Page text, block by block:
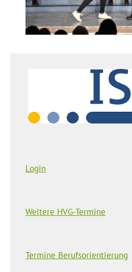
Login
Weitere HVG-Termine
Termine Berufsorientierung